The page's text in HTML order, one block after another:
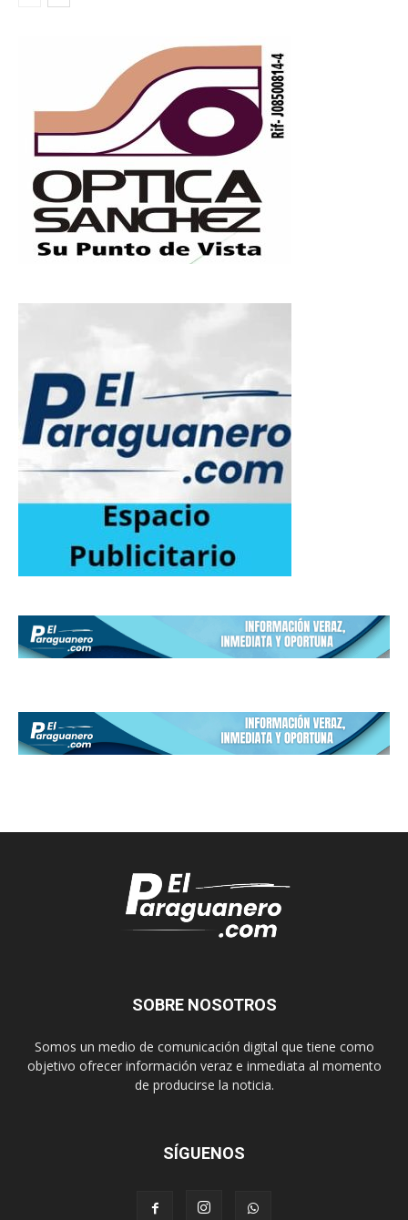
SOBRE NOSOTROS
Somos un medio de comunicación digital que tiene como
objetivo ofrecer información veraz e inmediata al momento
de producirse la noticia.
SÍGUENOS